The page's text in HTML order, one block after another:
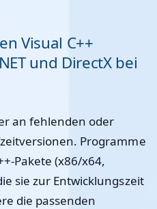
Visual C++
und DirectX bei
an fehlenden oder
Programme
Pakete (x86/x64,
sie zur Entwicklungszeit
die passenden